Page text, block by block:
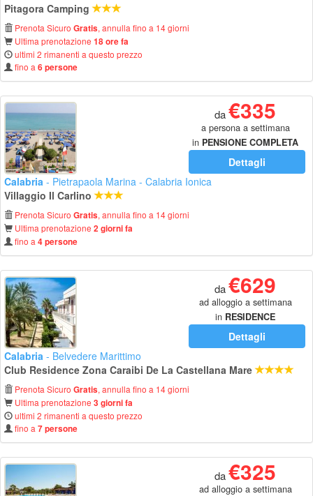
Pitagora Camping
Prenota Sicuro Gratis, annulla fino a 14 giorni
Ultima prenotazione 18 ore fa
ultimi 2 rimanenti a questo prezzo
fino a 6 persone
da€335
a persona a settimana
in PENSIONE COMPLETA
Dettagli
Calabria - Pietrapaola Marina - Calabria Ionica
Villaggio Il Carlino
Prenota Sicuro Gratis, annulla fino a 14 giorni
Ultima prenotazione 2 giorni fa
fino a 4 persone
da€629
ad alloggio a settimana
in RESIDENCE
Dettagli
Calabria - Belvedere Marittimo
Club Residence Zona Caraibi De La Castellana Mare
Prenota Sicuro Gratis, annulla fino a 14 giorni
Ultima prenotazione 3 giorni fa
ultimi 2 rimanenti a questo prezzo
fino a 7 persone
da€325
ad alloggio a settimana